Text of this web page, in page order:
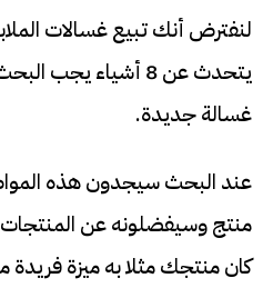
لنفترض أنك تبيع غسالات
يتحدث عن 8 أشياء
غسالة جديدة.
عند البحث سيجدون هذه
منتج وسيفضلونه عن المنتجات
كان منتجك مثلا به ميزة فريدة